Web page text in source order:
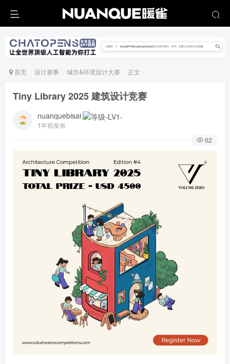
首页 设计赛事 城市&环境设计大赛 正文
Tiny Library 2025 建筑设计竞赛
nuanquebisai
1年前发布
62